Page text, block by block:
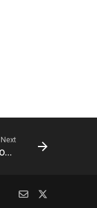
Next
《成年变性幻想曲》(Coming of Age Transgender Fantasia)《望远镜之家》(House of Telescopes)将于3月22日在百老汇外全球首演